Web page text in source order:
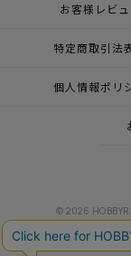
お客様レビ
特定商取引法
個人情報ポリ
© 2026